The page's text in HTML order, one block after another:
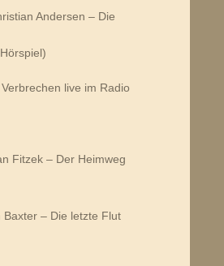
Andersen – Die
live im Radio
Fitzek – Der Heimweg
Baxter – Die letzte Flut